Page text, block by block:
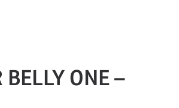
BELLY ONE –